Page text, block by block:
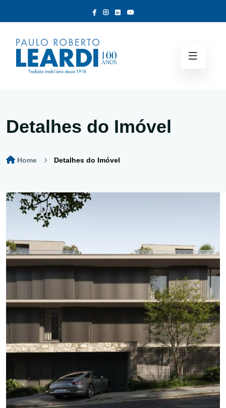
Detalhes do Imóvel
Home Detalhes do Imóvel